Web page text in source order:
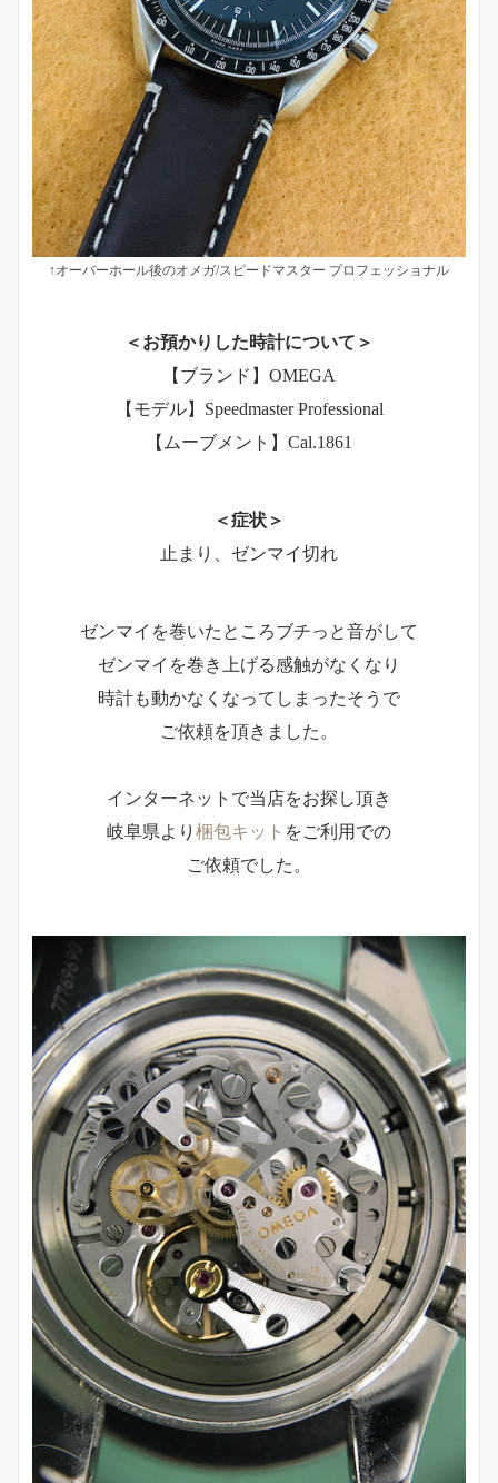
↑オーバーホール後のオメガ/スピードマスター プロフェッショナル
＜お預かりした時計について＞
【ブランド】OMEGA
【モデル】Speedmaster Professional
【ムーブメント】Cal.1861
＜症状＞
止まり、ゼンマイ切れ
ゼンマイを巻いたところブチっと音がして
ゼンマイを巻き上げる感触がなくなり
時計も動かなくなってしまったそうで
ご依頼を頂きました。
インターネットで当店をお探し頂き
岐阜県より 梱包キット をご利用での
ご依頼でした。